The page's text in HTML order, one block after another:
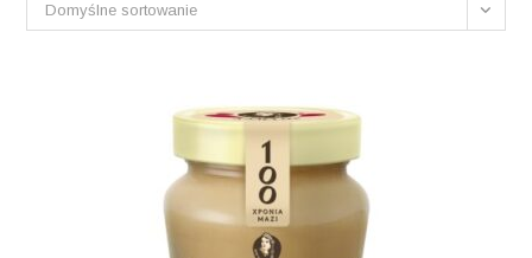
Domyślne sortowanie